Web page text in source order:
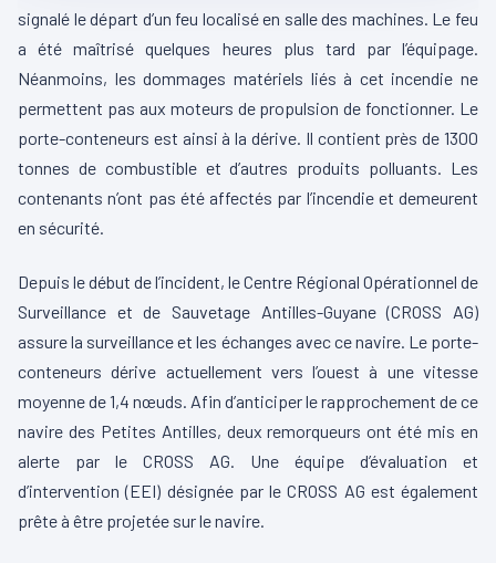
signalé le départ d’un feu localisé en salle des machines. Le feu
a été maîtrisé quelques heures plus tard par l’équipage.
Néanmoins, les dommages matériels liés à cet incendie ne
permettent pas aux moteurs de propulsion de fonctionner. Le
porte-conteneurs est ainsi à la dérive. Il contient près de 1300
tonnes de combustible et d’autres produits polluants. Les
contenants n’ont pas été affectés par l’incendie et demeurent
en sécurité.
Depuis le début de l’incident, le Centre Régional Opérationnel de
Surveillance et de Sauvetage Antilles-Guyane (CROSS AG)
assure la surveillance et les échanges avec ce navire. Le porte-
conteneurs dérive actuellement vers l’ouest à une vitesse
moyenne de 1,4 nœuds. Afin d’anticiper le rapprochement de ce
navire des Petites Antilles, deux remorqueurs ont été mis en
alerte par le CROSS AG. Une équipe d’évaluation et
d’intervention (EEI) désignée par le CROSS AG est également
prête à être projetée sur le navire.